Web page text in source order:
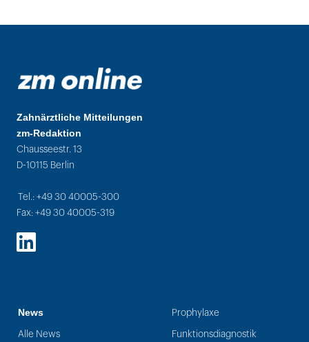
Zahnärztliche Mitteilungen
zm-Redaktion
Chausseestr. 13
D-10115 Berlin
Tel.: +49 30 40005-300
Fax: +49 30 40005-319
LinkedIn
News
Alle News
Prophylaxe
Funktionsdiagnostik